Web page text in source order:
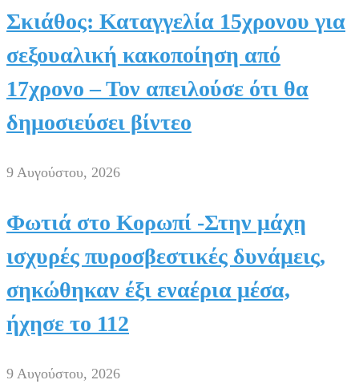
Σκιάθος: Καταγγελία 15χρονου για
σεξουαλική κακοποίηση από
17χρονο – Τον απειλούσε ότι θα
δημοσιεύσει βίντεο
9 Αυγούστου, 2026
Φωτιά στο Κορωπί -Στην μάχη
ισχυρές πυροσβεστικές δυνάμεις,
σηκώθηκαν έξι εναέρια μέσα,
ήχησε το 112
9 Αυγούστου, 2026